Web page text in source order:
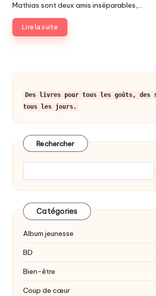
Mathias sont deux amis inséparables,…
Lire la suite
Des livres pour tous les goûts, des
tous les jours.
Rechercher
Catégories
Album jeunesse
BD
Bien-être
Coup de cœur